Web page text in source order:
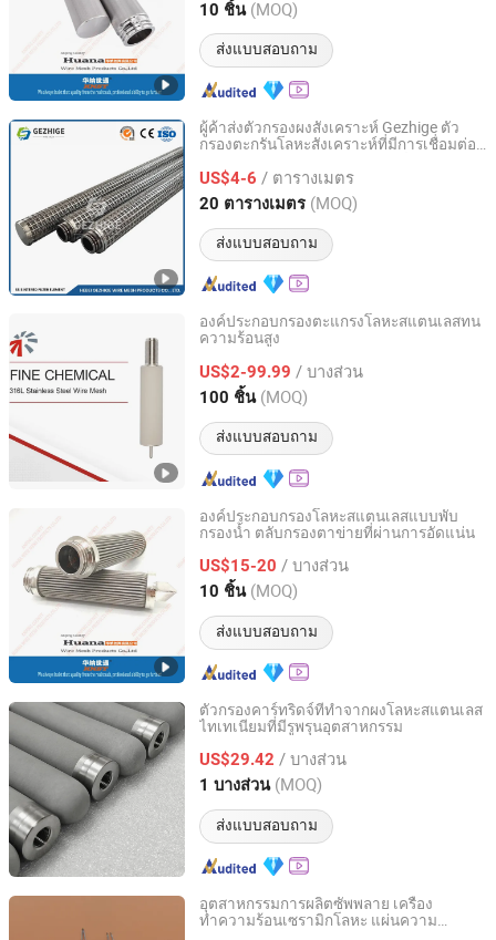
10 ชิ้น (MOQ)
ส่งแบบสอบถาม
Hebei, China อัตราจาก 2023
ผู้ค้าส่งตัวกรองผงสังเคราะห์ Gezhige ตัว
กรองตะกรันโลหะสังเคราะห์ที่มีการเชื่อมต่อ
กรองตะแกรงสแตนเลสสตีลสังเคราะห์
US$4-6 / ตารางเมตร
20 ตารางเมตร (MOQ)
ส่งแบบสอบถาม
Hebei Gezhige Wire Mesh Products Co., Ltd
Hebei, China อัตราจาก 2022
องค์ประกอบกรองตะแกรงโลหะสแตนเลสทน
ความร้อนสูง
US$2-99.99 / บางส่วน
100 ชิ้น (MOQ)
ส่งแบบสอบถาม
CISRI HY&POR TECHNOLOGY CO., LTD.
Beijing, China อัตราจาก 2021
องค์ประกอบกรองโลหะสแตนเลสแบบพับ
กรองน้ำ ตลับกรองตาข่ายที่ผ่านการอัดแน่น
US$15-20 / บางส่วน
10 ชิ้น (MOQ)
ส่งแบบสอบถาม
Anping County Huana Wire Mesh Products Co., Ltd.
Hebei, China อัตราจาก 2023
ตัวกรองคาร์ทริดจ์ที่ทำจากผงโลหะสแตนเลส
ไทเทเนียมที่มีรูพรุนอุตสาหกรรม
US$29.42 / บางส่วน
1 บางส่วน (MOQ)
ส่งแบบสอบถาม
Guangzhou Lvyuan Water Purification Equipment Co., Ltd.
Guangdong, China อัตราจาก 2022
อุตสาหกรรมการผลิตซัพพลาย เครื่อง
ทำความร้อนเซรามิกโลหะ แผ่นความ
Jiangsu Fist Special Ceramic Co., Ltd.